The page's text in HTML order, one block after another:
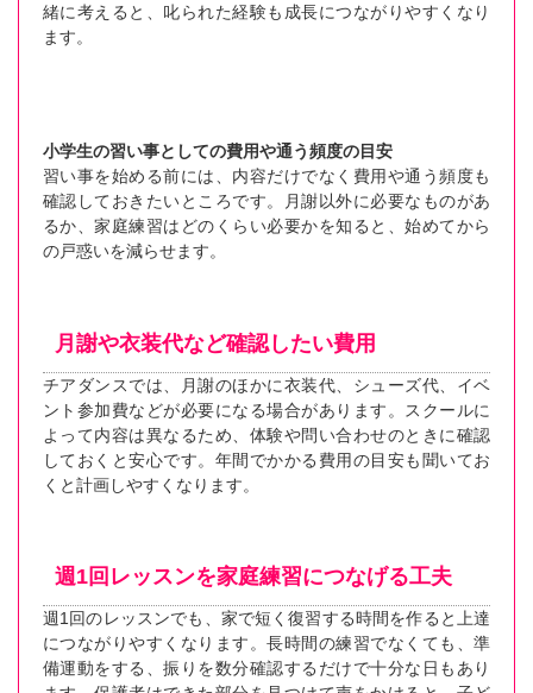
緒に考えると、叱られた経験も成長につながりやすくなり
ます。
小学生の習い事としての費用や通う頻度の目安
習い事を始める前には、内容だけでなく費用や通う頻度も
確認しておきたいところです。月謝以外に必要なものがあ
るか、家庭練習はどのくらい必要かを知ると、始めてから
の戸惑いを減らせます。
月謝や衣装代など確認したい費用
チアダンスでは、月謝のほかに衣装代、シューズ代、イベ
ント参加費などが必要になる場合があります。スクールに
よって内容は異なるため、体験や問い合わせのときに確認
しておくと安心です。年間でかかる費用の目安も聞いてお
くと計画しやすくなります。
週1回レッスンを家庭練習につなげる工夫
週1回のレッスンでも、家で短く復習する時間を作ると上達
につながりやすくなります。長時間の練習でなくても、準
備運動をする、振りを数分確認するだけで十分な日もあり